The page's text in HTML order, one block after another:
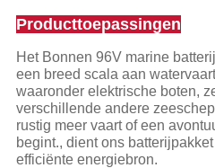
Producttoepassingen
Het Bonnen 96V marine
een breed scala aan
waaronder elektrische boten,
verschillende andere
rustig meer vaart of een
begint., dient ons
efficiënte energiebron.